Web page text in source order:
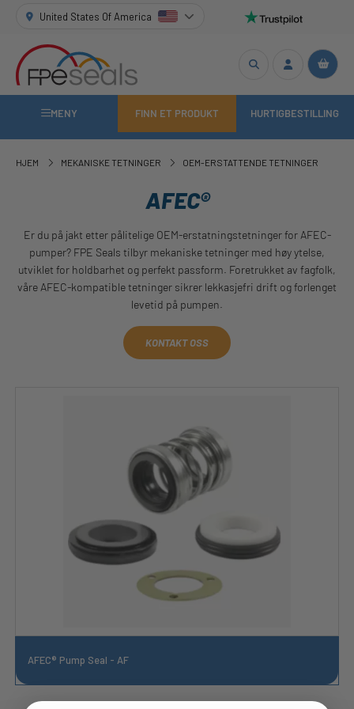
United States Of America
MENY FINN ET PRODUKT HURTIGBESTILLING
HJEM MEKANISKE TETNINGER OEM-ERSTATTENDE TETNINGER
AFEC®
Er du på jakt etter pålitelige OEM-erstatningstetninger for AFEC-
pumper? FPE Seals tilbyr mekaniske tetninger med høy ytelse,
utviklet for holdbarhet og perfekt passform. Foretrukket av fagfolk,
våre AFEC-kompatible tetninger sikrer lekkasjefri drift og forlenget
levetid på pumpen.
KONTAKT OSS
AFEC® Pump Seal - AF